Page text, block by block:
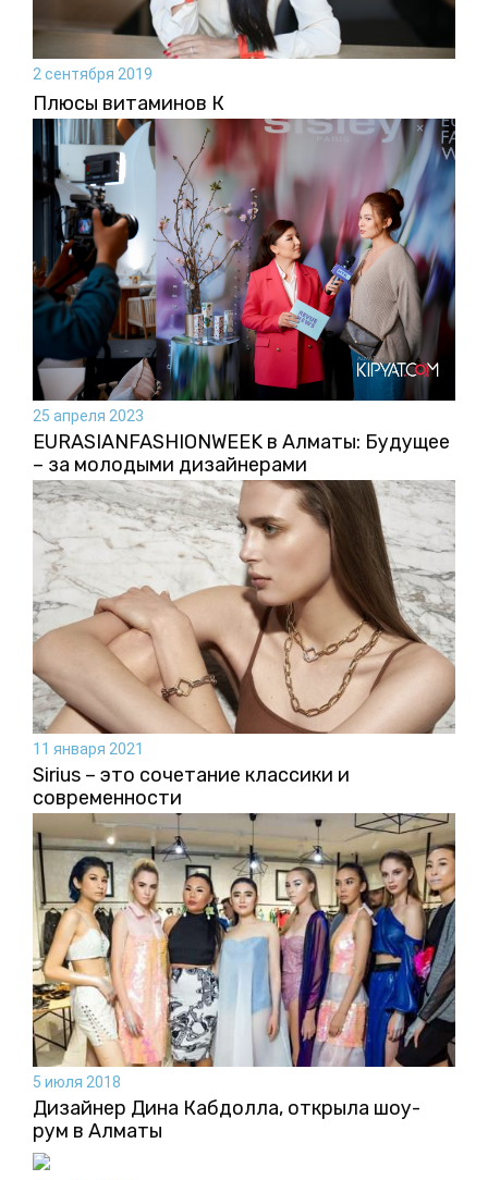
2 сентября 2019
Плюсы витаминов К
25 апреля 2023
EURASIANFASHIONWEEK в Алматы: Будущее
– за молодыми дизайнерами
11 января 2021
Sirius – это сочетание классики и
современности
5 июля 2018
Дизайнер Дина Кабдолла, открыла шоу-
рум в Алматы